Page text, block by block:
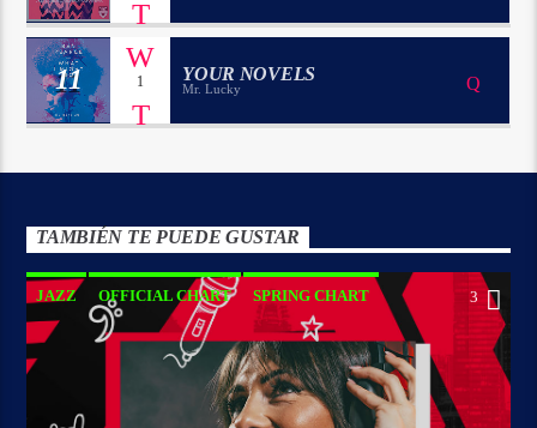
11 1 YOUR NOVELS
Mr. Lucky
TAMBIÉN TE PUEDE GUSTAR
JAZZ OFFICIAL CHART SPRING CHART 3